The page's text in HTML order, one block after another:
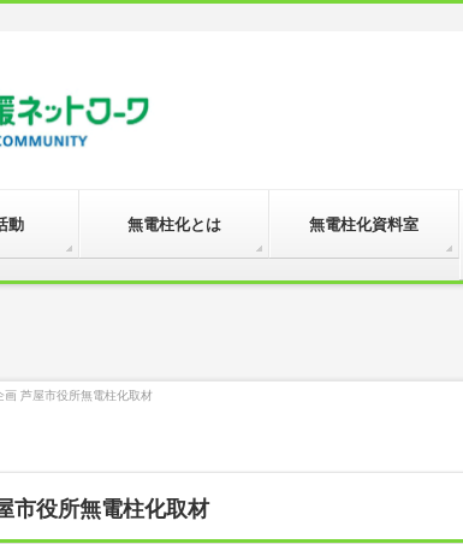
動 無電柱化とは 無電柱化資料室
芦屋市役所無電柱化取材
市役所無電柱化取材